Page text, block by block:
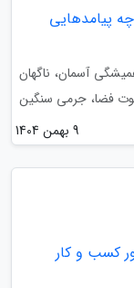
کند، چه پیامدهایی
آسمان، ناگهان
فضا، جرمی سنگین
9 بهمن 1404
کسب و کار